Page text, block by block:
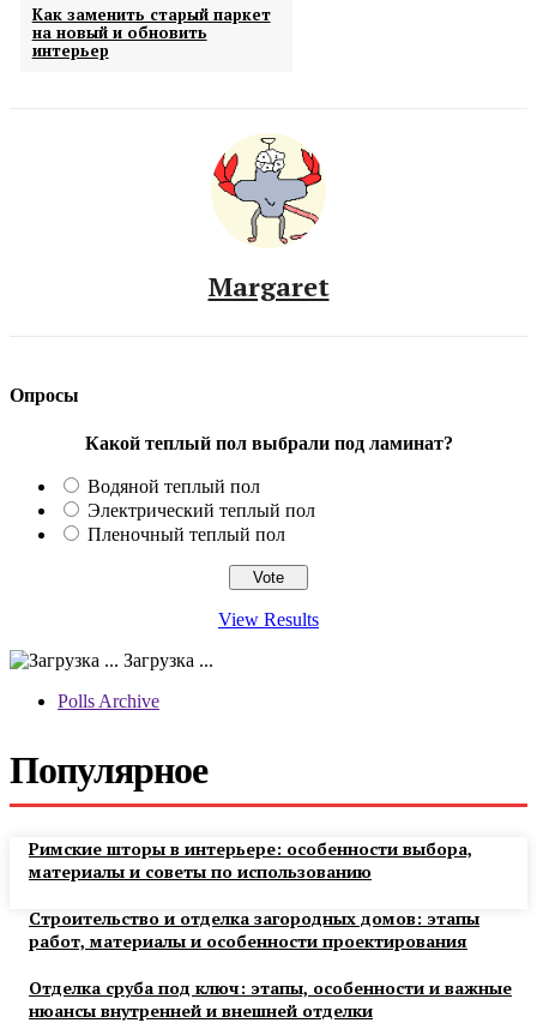
Как заменить старый паркет
на новый и обновить
интерьер
Margaret
Опросы
Какой теплый пол выбрали под ламинат?
Водяной теплый пол
Электрический теплый пол
Пленочный теплый пол
View Results
Загрузка ...
Polls Archive
Популярное
Римские шторы в интерьере: особенности выбора,
материалы и советы по использованию
Строительство и отделка загородных домов: этапы
работ, материалы и особенности проектирования
Отделка сруба под ключ: этапы, особенности и важные
нюансы внутренней и внешней отделки